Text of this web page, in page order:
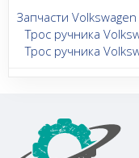
Запчасти Volkswagen
Трос ручника
Трос ручника